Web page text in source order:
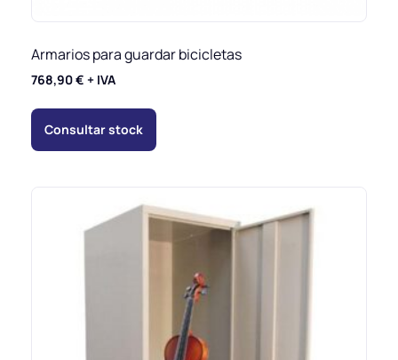
Armarios para guardar bicicletas
768,90€ + IVA
Consultar stock